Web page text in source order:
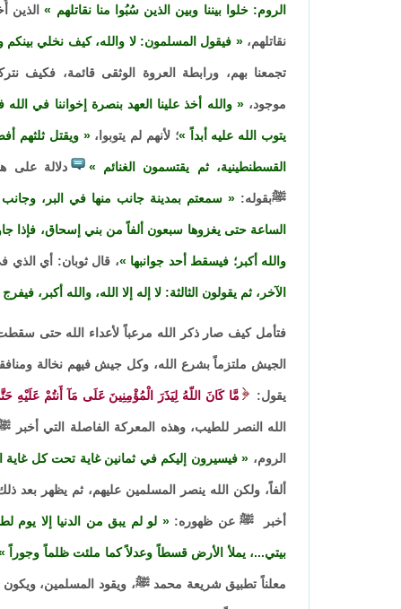
الروم: خلوا بيننا وبين الذين سُبُوا منا نقاتلهم الذين
نقاتلهم، فيقول المسلمون: لا والله، كيف نخلي بينكم
تجمعنا بهم، ورابطة العروة الوثقى قائمة، فكيف
موجود، والله أخذ علينا العهد بنصرة إخواننا في
يتوب الله عليه أبداً ؛ لأنهم لم يتوبوا، ويقتل ثلثهم
القسطنطينية، ثم يقتسمون الغنائم دلالة على
ﷺبقوله: سمعتم بمدينة جانب منها في البر، وجانب
الساعة حتى يغزوها سبعون ألفاً من بني إسحاق، فإذا
والله أكبر؛ فيسقط أحد جوانبها ، قال ثوبان: أي الذي
الآخر، ثم يقولون الثالثة: لا إله إلا الله، والله أكبر،
فتأمل كيف صار ذكر الله مرعباً لأعداء الله حتى
الجيش ملتزماً بشرع الله، وكل جيش فيهم نخالة
يقول: مَّا كَانَ اللّهُ لِيَذَرَ الْمُؤْمِنِينَ عَلَى مَآ أَنتُمْ
الله النصر للطيب، وهذه المعركة الفاصلة التي
الروم، فيسيرون إليكم في ثمانين غاية تحت كل غاية
ألفاً، ولكن الله ينصر المسلمين عليهم، ثم يظهر بعد
أخبر ﷺ عن ظهوره: لو لم يبق من الدنيا إلا يوم
بيتي...، يملأ الأرض قسطاً وعدلاً كما ملئت ظلماً وجوراً
معلناً تطبيق شريعة محمد ﷺ، ويقود المسلمين، ويكون